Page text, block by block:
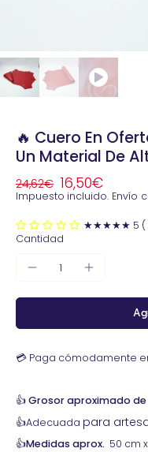
🔥 Cuero En
Un Material De
24,62€ 16,50€
Impuesto incluido. Envío
★★★★★ 5 (
Cantidad
💳 Paga cómodamente
👍Grosor aproximado de
👍Adecuada para
👍Medidas aprox. 50 cm